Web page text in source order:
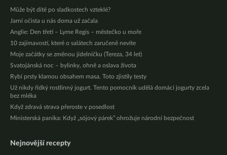
Může být dítě po sladkostech vzteklé?
Jarní očista u nás doma už začala
Anglie: Den třetí – Lyme Regis – městečko u moře
10 zajímavostí, které o salátech zaručeně nevíte
Moje začátky se změnou jídelníčku (Tereza, 34 let)
Svatojánská noc – bylinky, ohně a oslava života
Rybí prsty klamou obsahem masa. Toto zjistily testy
Už nikdy řídký rostlinný jogurt. Tento pomocník udělá domácí jogurty zcela
bez mléka
Když zdravá strava přeroste v posedlost
Ministerská panika: Když „sójový párek” ohrožuje národní bezpečnost
Nejnovější recepty